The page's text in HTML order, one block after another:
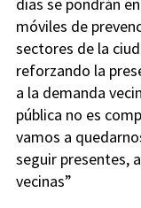
móviles de
sectores de la
reforzando la
a la demanda
pública no es
vamos a
seguir presentes,
vecinas”